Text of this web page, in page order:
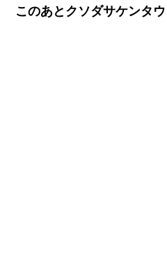
このあとクソダサケンタ